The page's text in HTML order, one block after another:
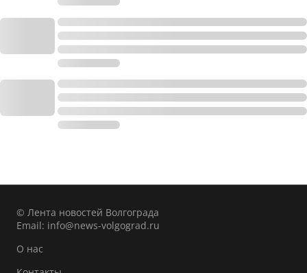
© Лента новостей Волгограда
Email: info@news-volgograd.ru
О нас